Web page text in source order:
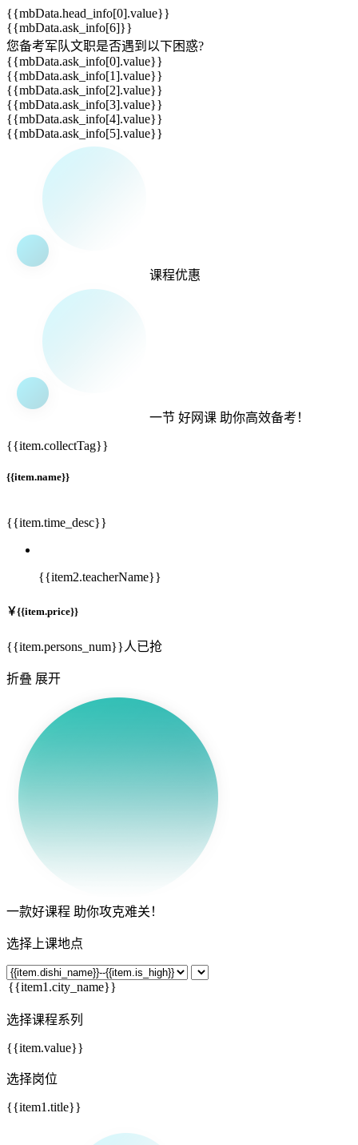
{{mbData.head_info[0].value}}
{{mbData.ask_info[6]}}
您备考军队文职是否遇到以下困惑?
{{mbData.ask_info[0].value}}
{{mbData.ask_info[1].value}}
{{mbData.ask_info[2].value}}
{{mbData.ask_info[3].value}}
{{mbData.ask_info[4].value}}
{{mbData.ask_info[5].value}}
课程优惠
一节 好网课 助你高效备考！
{{item.collectTag}}
{{item.name}}
{{item.time_desc}}
{{item2.teacherName}}
￥{{item.price}}
{{item.persons_num}}人已抢
折叠 展开
一款好课程 助你攻克难关！
选择上课地点
选择课程系列
{{item.value}}
选择岗位
{{item1.title}}